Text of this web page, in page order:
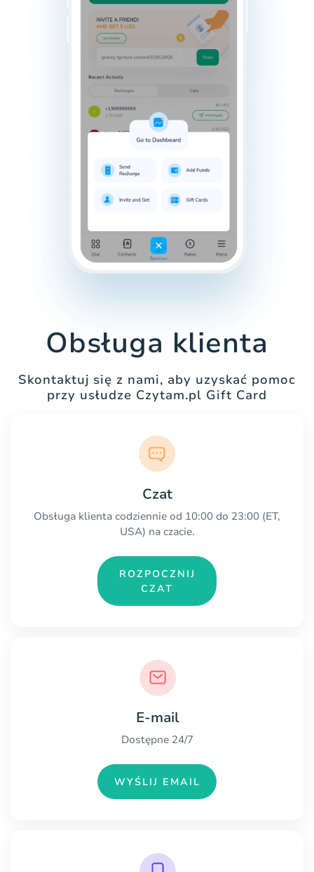
Obsługa klienta
Skontaktuj się z nami, aby uzyskać pomoc
przy usłudze Czytam.pl Gift Card
Czat
Obsługa klienta codziennie od 10:00 do 23:00 (ET,
USA) na czacie.
ROZPOCZNIJ
CZAT
E-mail
Dostępne 24/7
WYŚLIJ EMAIL